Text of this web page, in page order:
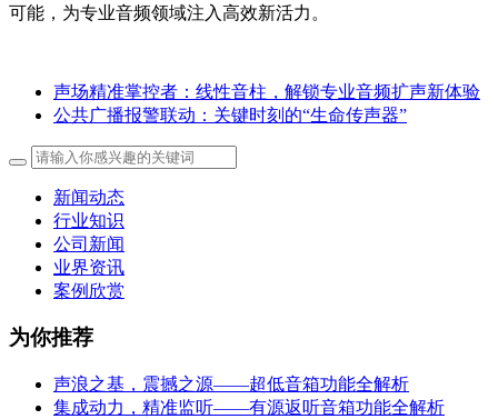
可能，为专业音频领域注入高效新活力。
声场精准掌控者：线性音柱，解锁专业音频扩声新体验
公共广播报警联动：关键时刻的“生命传声器”
新闻动态
行业知识
公司新闻
业界资讯
案例欣赏
为你推荐
声浪之基，震撼之源——超低音箱功能全解析
集成动力，精准监听——有源返听音箱功能全解析